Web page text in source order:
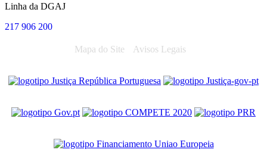
Linha da DGAJ
217 906 200
Mapa do Site Avisos Legais